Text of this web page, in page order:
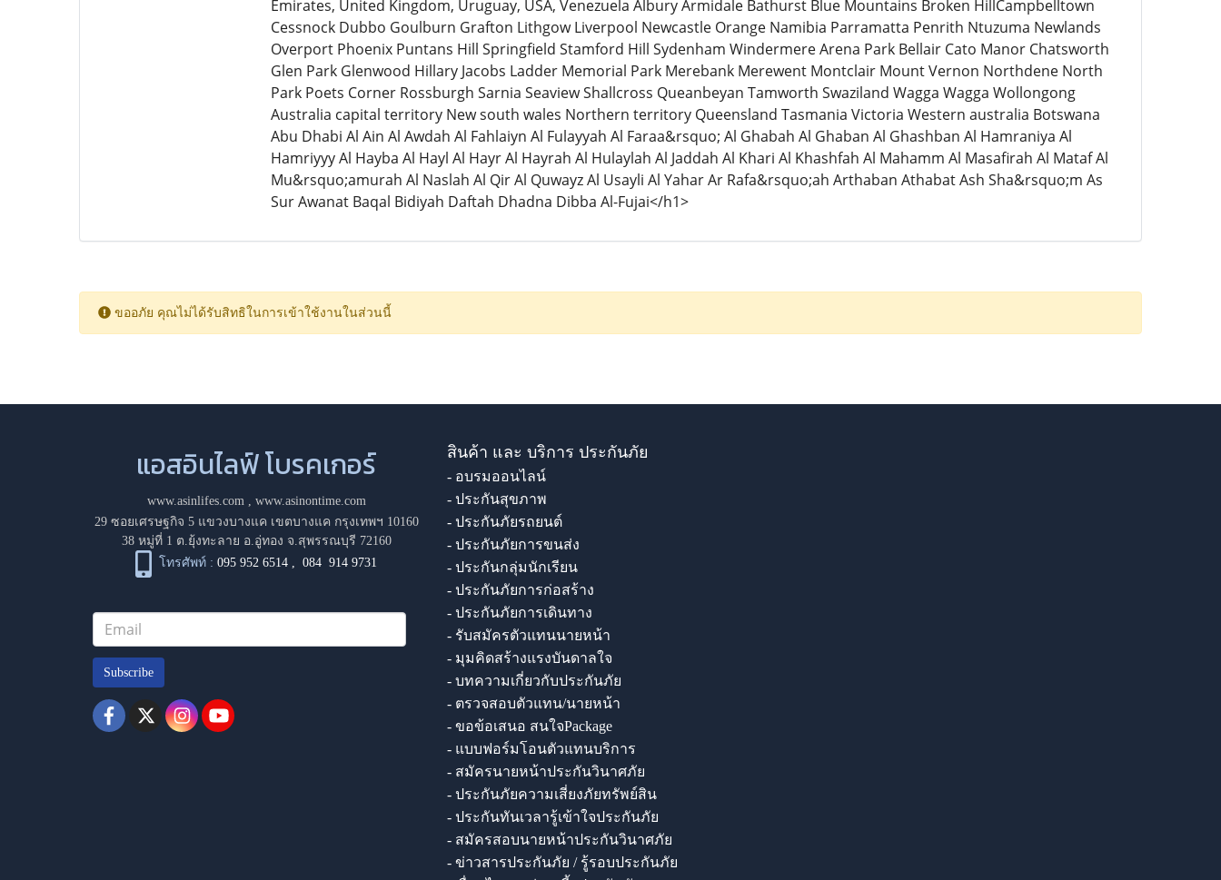
Emirates, United Kingdom, Uruguay, USA, Venezuela Albury Armidale Bathurst Blue Mountains Broken HillCampbelltown
Cessnock Dubbo Goulburn Grafton Lithgow Liverpool Newcastle Orange Namibia Parramatta Penrith Ntuzuma Newlands
Overport Phoenix Puntans Hill Springfield Stamford Hill Sydenham Windermere Arena Park Bellair Cato Manor Chatsworth
Glen Park Glenwood Hillary Jacobs Ladder Memorial Park Merebank Merewent Montclair Mount Vernon Northdene North
Park Poets Corner Rossburgh Sarnia Seaview Shallcross Queanbeyan Tamworth Swaziland Wagga Wagga Wollongong
Australia capital territory New south wales Northern territory Queensland Tasmania Victoria Western australia Botswana
Abu Dhabi Al Ain Al Awdah Al Fahlaiyn Al Fulayyah Al Faraa&rsquo; Al Ghabah Al Ghaban Al Ghashban Al Hamraniya Al
Hamriyyy Al Hayba Al Hayl Al Hayr Al Hayrah Al Hulaylah Al Jaddah Al Khari Al Khashfah Al Mahamm Al Masafirah Al Mataf Al
Mu&rsquo;amurah Al Naslah Al Qir Al Quwayz Al Usayli Al Yahar Ar Rafa&rsquo;ah Arthaban Athabat Ash Sha&rsquo;m As
Sur Awanat Baqal Bidiyah Daftah Dhadna Dibba Al-Fujai</h1>
ขออภัย คุณไม่ได้รับสิทธิในการเข้าใช้งานในส่วนนี้
แอสอินไลฟ์ โบรคเกอร์
www.asinlifes.com, www.asinontime.com
29 ซอยเศรษฐกิจ 5 แขวงบางแค เขตบางแค กรุงเทพฯ 10160
38 หมู่ที่ 1 ต.ยุ้งทะลาย อ.อู่ทอง จ.สุพรรณบุรี 72160
โทรศัพท์ : 095 952 6514 ,084 914 9731
Subscribe
สินค้า และ บริการ ประกันภัย
- อบรมออนไลน์
- ประกันสุขภาพ
- ประกันภัยรถยนต์
- ประกันภัยการขนส่ง
- ประกันกลุ่มนักเรียน
- ประกันภัยการก่อสร้าง
- ประกันภัยการเดินทาง
- รับสมัครตัวแทนนายหน้า
- มุมคิดสร้างแรงบันดาลใจ
- บทความเกี่ยวกับประกันภัย
- ตรวจสอบตัวแทน/นายหน้า
- ขอข้อเสนอ สนใจPackage
- แบบฟอร์มโอนตัวแทนบริการ
- สมัครนายหน้าประกันวินาศภัย
- ประกันภัยความเสี่ยงภัยทรัพย์สิน
- ประกันทันเวลารู้เข้าใจประกันภัย
- สมัครสอบนายหน้าประกันวินาศภัย
- ข่าวสารประกันภัย / รู้รอบประกันภัย